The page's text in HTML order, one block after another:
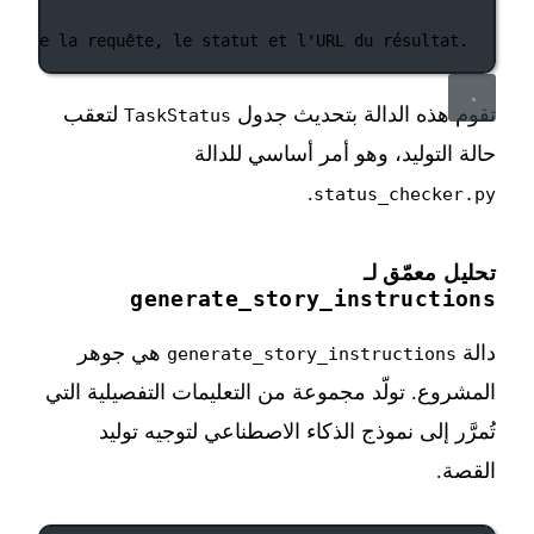
l'ID de la requête, le statut et l'URL du résultat.
تقوم هذه الدالة بتحديث جدول TaskStatus لتعقب
حالة التوليد، وهو أمر أساسي للدالة
status_checker.py
.
تحليل معمّق لـ
generate_story_instructions
دالة generate_story_instructions هي جوهر
المشروع. تولّد مجموعة من التعليمات التفصيلية التي
تُمرَّر إلى نموذج الذكاء الاصطناعي لتوجيه توليد
القصة.